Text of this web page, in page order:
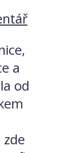
a
od